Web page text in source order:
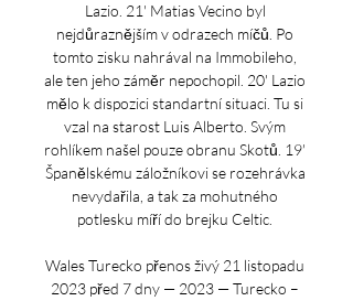
Lazio. 21' Matias Vecino byl
nejdůraznějším v odrazech míčů. Po
tomto zisku nahrával na Immobileho,
ale ten jeho záměr nepochopil. 20' Lazio
mělo k dispozici standartní situaci. Tu si
vzal na starost Luis Alberto. Svým
rohlíkem našel pouze obranu Skotů. 19'
Španělskému záložníkovi se rozehrávka
nevydařila, a tak za mohutného
potlesku míří do brejku Celtic.
Wales Turecko přenos živý 21 listopadu
2023 před 7 dny — 2023 — Turecko –